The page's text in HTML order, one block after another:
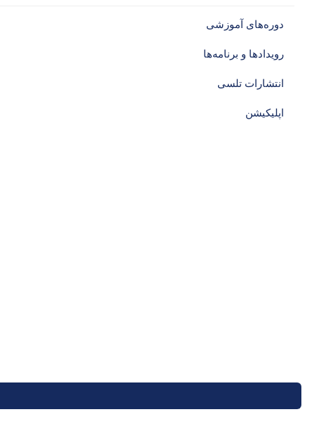
دوره‌های آموزشی‌
رویدادها و برنامه‌ها
انتشارات تلسی
اپلیکیشن